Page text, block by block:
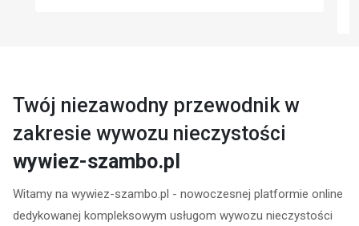
Twój niezawodny przewodnik w
zakresie wywozu nieczystości
wywiez-szambo.pl
Witamy na wywiez-szambo.pl - nowoczesnej platformie online
dedykowanej kompleksowym usługom wywozu nieczystości